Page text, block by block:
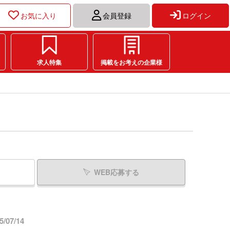
お気に入り 会員登録 ログイン
求人特集 掲載をお考えの企業様
WEB応募する
07/14